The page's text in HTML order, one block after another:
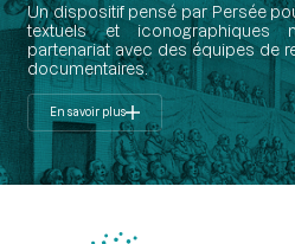
Un dispositif pensé par Persée
textuels et iconographiques
partenariat avec des équipes de
documentaires.
En savoir plus